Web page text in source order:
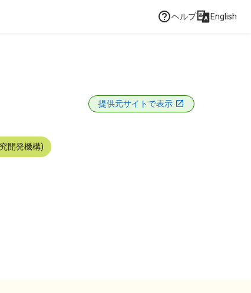
ヘルプ English
提供元サイトで表示
開発機構)